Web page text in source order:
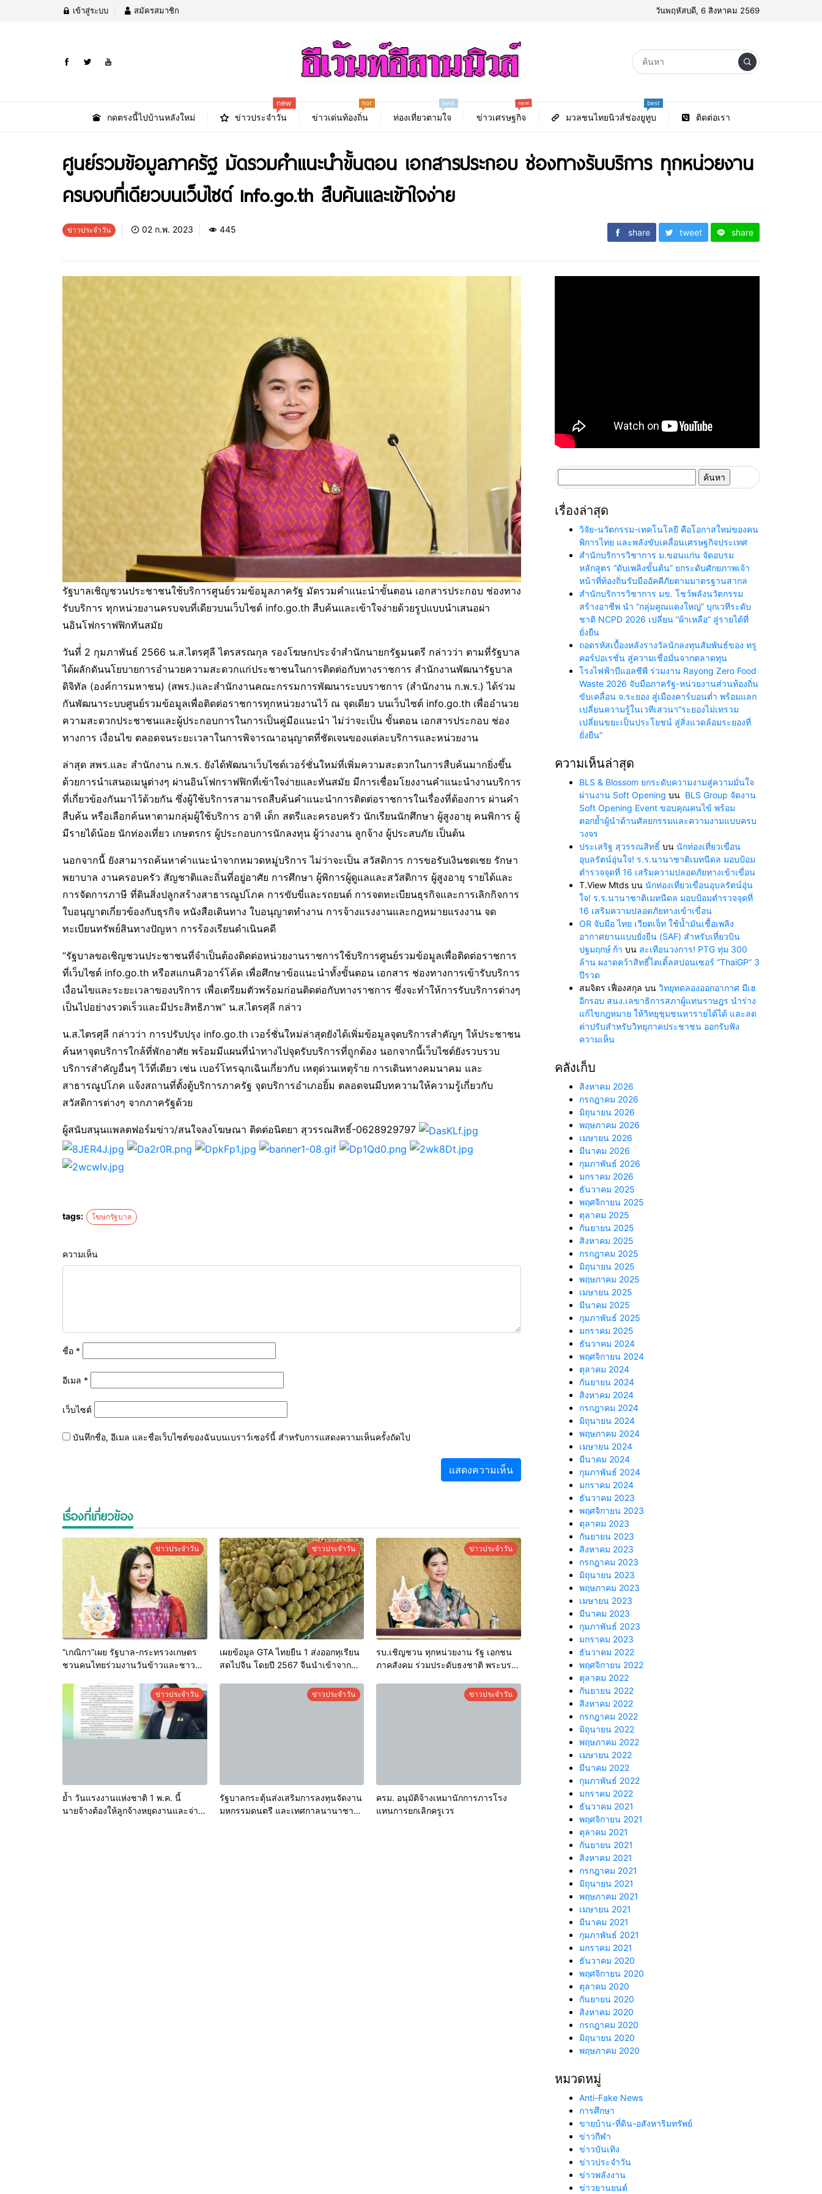
เข้าสู่ระบบ สมัครสมาชิก วันพฤหัสบดี, 6 สิงหาคม 2569
กดตรงนี้ไปบ้านหลังใหม่ ข่าวประจำวัน
new
ข่าวเด่นท้องถิ่น ท่องเที่ยวตามใจ
best
ข่าวเศรษฐกิจ
new
มวลชนไทยนิวส์ช่องยูทูบ ติดต่อเรา
​ศูนย์รวมข้อมูลภาครัฐ มัดรวมคำแนะนำขั้นตอน เอกสารประกอบ ช่องทางรับบริการ ทุกหน่วยงาน
ครบจบที่เดียวบนเว็บไซต์ info.go.th สืบค้นและเข้าใจง่าย
ข่าวประจำวัน 02 ก.พ. 2023 445 share tweet share
รัฐบาลเชิญชวนประชาชนใช้บริการศูนย์รวมข้อมูลภาครัฐ มัดรวมคำแนะนำขั้นตอน เอกสารประกอบ ช่องทาง
รับบริการ ทุกหน่วยงานครบจบที่เดียวบนเว็บไซต์ info.go.th สืบค้นและเข้าใจง่ายด้วยรูปแบบนำเสนอผ่า
นอินโฟกราฟฟิกทันสมัย
วันที่่ 2 กุมภาพันธ์ 2566 น.ส.ไตรศุลี ไตรสรณกุล รองโฆษกประจำสำนักนายกรัฐมนตรี กล่าวว่า ตามที่รัฐบาล
ได้ผลักดันนโยบายการอำนวยความสะดวกแก่ประชาชนในการติดต่อกับทางราชการ สำนักงานพัฒนารัฐบาล
ดิจิทัล (องค์การมหาชน) (สพร.)และสำนักงานคณะกรรมการพัฒนาระบบราชการ (สำนักงาน ก.พ.ร.) ได้ร่วม
กันพัฒนาระบบศูนย์รวมข้อมูลเพื่อติดต่อราชการทุกหน่วยงานไว้ ณ จุดเดียว บนเว็บไซต์ info.go.th เพื่ออำนวย
ความสะดวกประชาชนและผู้ประกอบการในการเป็นคู่มือแนะนำ ไม่ว่าจะเป็น ขั้นตอน เอกสารประกอบ ช่อง
ทางการ เงื่อนไข ตลอดจนระยะเวลาในการพิจารณาอนุญาตที่ชัดเจนของแต่ละบริการและหน่วยงาน
ล่าสุด สพร.และ สำนักงาน ก.พ.ร. ยังได้พัฒนาเว็บไซต์เวอร์ชั่นใหม่ที่เพิ่มความสะดวกในการสืบค้นมากยิ่งขึ้น
ด้วยการนำเสนอเมนูต่างๆ ผ่านอินโฟกราฟฟิกที่เข้าใจง่ายและทันสมัย มีการเชื่อมโยงงานคำแนะนำงานบริการ
ที่เกี่ยวข้องกันมาไว้ด้วยกัน ซึ่งผู้ใช้บริการสามารถสืบค้นคำแนะนำการติดต่อราชการในเรื่องที่ต้องการ ผ่านคำ
สืบค้น หรือเลือกค้นหาตามกลุ่มผู้ใช้บริการ อาทิ เด็ก สตรีและครอบครัว นักเรียนนักศึกษา ผู้สูงอายุ คนพิการ ผู้
มีรายได้น้อย นักท่องเที่ยว เกษตรกร ผู้ประกอบการนักลงทุน ผู้ว่างงาน ลูกจ้าง ผู้ประสบภัย เป็นต้น
นอกจากนี้ ยังสามารถค้นหาคำแนะนำจากหมวดหมู่บริการ ไม่ว่าจะเป็น สวัสดิการ การขอรับเงินชดเชย รักษา
พยาบาล งานครอบครัว สัญชาติและถิ่นที่อยู่อาศัย การศึกษา ผู้พิการผู้ดูแลและสวัสดิการ ผู้สูงอายุ รายได้และ
การจัดการภาษี ที่ดินสิ่งปลูกสร้างสาธารณูปโภค การขับขี่และรถยนต์ การจดทะเบียนธุรกิจและการเลิกกิจการ
ใบอนุญาตเกี่ยวข้องกับธุรกิจ หนังสือเดินทาง ใบอนุญาตทำงาน การจ้างแรงงานและกฎหมายแรงงาน จด
ทะเบียนทรัพย์สินทางปัญหา การร้องเรียนดำเนินคดี
“รัฐบาลขอเชิญชวนประชาชนที่จำเป็นต้องติดต่อหน่วยงานราชการใช้บริการศูนย์รวมข้อมูลเพื่อติดต่อราชการ
ที่เว็บไซต์ info.go.th หรือสแกนคิวอาร์โค้ด เพื่อศึกษาข้อแนะนำทั้งขั้นตอน เอกสาร ช่องทางการเข้ารับบริการ
เงื่อนไขและระยะเวลาของบริการ เพื่อเตรียมตัวพร้อมก่อนติดต่อกับทางราชการ ซึ่งจะทำให้การรับบริการต่างๆ
เป็นไปอย่างรวดเร็วและมีประสิทธิภาพ” น.ส.ไตรศุลี กล่าว
น.ส.ไตรศุลี กล่าวว่า การปรับปรุง info.go.th เวอร์ชั่นใหม่ล่าสุดยังได้เพิ่มข้อมูลจุดบริการสำคัญๆ ให้ประชาชน
ค้นหาจุดบริการใกล้ที่พักอาศัย พร้อมมีแผนที่นำทางไปจุดรับบริการที่ถูกต้อง นอกจากนี้เว็บไซต์ยังรวบรวบ
บริการสำคัญอื่นๆ ไว้ที่เดียว เช่น เบอร์โทรฉุกเฉินเกี่ยวกับ เหตุด่วนเหตุร้าย การเดินทางคมนาคม และ
สาธารณูปโภค แจ้งสถานที่ตั้งตู้บริการภาครัฐ จุดบริการอำเภอยิ้ม ตลอดจนมีบทความให้ความรู้เกี่ยวกับ
สวัสดิการต่างๆ จากภาครัฐด้วย
ผู้สนับสนุนแพลตฟอร์มข่าว/สนใจลงโฆษณา ติดต่อนิตยา สุวรรณสิทธิ์-0628929797
tags: โฆษกรัฐบาล
ความเห็น
ชื่อ *
อีเมล *
เว็บไซต์
บันทึกชื่อ, อีเมล และชื่อเว็บไซต์ของฉันบนเบราว์เซอร์นี้ สำหรับการแสดงความเห็นครั้งถัดไป
เรื่องที่เกี่ยวข้อง
ข่าวประจำวัน
“เกณิกา”เผย รัฐบาล-กระทรวงเกษตร
ชวนคนไทยร่วมงานวันข้าวและชาวนา
มหากรุณาธิคุณ 4-6 มิ.ย.นี้
ข่าวประจำวัน
เผยข้อมูล GTA ไทยยืน 1 ส่งออกทุเรียน
สดไปจีน โดยปี 2567 จีนนำเข้าจาก
ดอลลาร์ และมีแนวโน้มเพิ่มขึ้นต่อเนื่อง
ข่าวประจำวัน
รบ.เชิญชวน ทุกหน่วยงาน รัฐ เอกชน
ภาคสังคม ร่วมประดับธงชาติ พระบรม
พระเจ้าอยู่หัว และพระฉายาลักษณ์
สมเด็จพระนางเจ้าฯ พระบรมราชินี
ข่าวประจำวัน
ย้ำ วันแรงงานแห่งชาติ 1 พ.ค. นี้
นายจ้างต้องให้ลูกจ้างหยุดงานและจ่าย
ข่าวประจำวัน
รัฐบาลกระตุ้นส่งเสริมการลงทุนจัดงาน
มหกรรมดนตรี และเทศกาลนานาชาติ
ข่าวประจำวัน
ครม. อนุมัติจ้างเหมานักการภารโรง
แทนการยกเลิกครูเวร
สำหรับ:
เรื่องล่าสุด
วิจัย-นวัตกรรม-เทคโนโลยี คือโอกาสใหม่ของคน
พิการไทย และพลังขับเคลื่อนเศรษฐกิจประเทศ
สำนักบริการวิชาการ ม.ขอนแก่น จัดอบรม
หลักสูตร “ดับเพลิงขั้นต้น” ยกระดับศักยภาพเจ้า
หน้าที่ท้องถิ่นรับมืออัคคีภัยตามมาตรฐานสากล
สำนักบริการวิชาการ มข. โชว์พลังนวัตกรรม
สร้างอาชีพ นำ “กลุ่มคูณแดงใหญ่” บุกเวทีระดับ
ชาติ NCPD 2026 เปลี่ยน “ผ้าเหลือ” สู่รายได้ที่
ยั่งยืน
ถอดรหัสเบื้องหลังรางวัลนักลงทุนสัมพันธ์ของ ทรู
คอร์ปอเรชั่น สู่ความเชื่อมั่นจากตลาดทุน
โรงไฟฟ้าบีแอลซีพี ร่วมงาน Rayong Zero Food
Waste 2026 จับมือภาครัฐ-หน่วยงานส่วนท้องถิ่น
ขับเคลื่อน จ.ระยอง สู่เมืองคาร์บอนต่ำ พร้อมแลก
เปลี่ยนความรู้ในเวทีเสวนา“ระยองไม่เทรวม
เปลี่ยนขยะเป็นประโยชน์ สู่สิ่งแวดล้อมระยองที่
ยั่งยืน”
ความเห็นล่าสุด
BLS & Blossom ยกระดับความงามสู่ความมั่นใจ
ผ่านงาน Soft Opening บน BLS Group จัดงาน
Soft Opening Event ขอบคุณคนไข้ พร้อม
ตอกย้ำผู้นำด้านศัลยกรรมและความงามแบบครบ
วงจร
ประเสริฐ สุวรรณสิทธิ์ บน นักท่องเที่ยวเขื่อน
อุบลรัตน์อุ่นใจ! ร.ร.นานาชาติเมทนีดล มอบป้อม
ตำรวจจุดที่ 16 เสริมความปลอดภัยทางเข้าเขื่อน
T.View Mtds บน นักท่องเที่ยวเขื่อนอุบลรัตน์อุ่น
ใจ! ร.ร.นานาชาติเมทนีดล มอบป้อมตำรวจจุดที่
16 เสริมความปลอดภัยทางเข้าเขื่อน
OR จับมือ ไทย เวียตเจ็ท ใช้น้ำมันเชื้อเพลิง
อากาศยานแบบยั่งยืน (SAF) สำหรับเที่ยวบิน
ปฐมฤกษ์ ก้า บน สะเทือนวงการ! PTG ทุ่ม 300
ล้าน ผงาดคว้าสิทธิ์ไตเติ้ลสปอนเซอร์ “ThaiGP” 3
ปีรวด
สมจิตร เฟื่องสกุล บน วิทยุทดลองออกอากาศ มีเฮ
อีกรอบ สนง.เลขาธิการสภาผู้แทนราษฎร นำร่าง
แก้ไขกฎหมาย ให้วิทยุชุมชนหารายได้ได้ และลด
ค่าปรับสำหรับวิทยุภาคประชาชน ออกรับฟัง
ความเห็น
คลังเก็บ
สิงหาคม 2026
กรกฎาคม 2026
มิถุนายน 2026
พฤษภาคม 2026
เมษายน 2026
มีนาคม 2026
กุมภาพันธ์ 2026
มกราคม 2026
ธันวาคม 2025
พฤศจิกายน 2025
ตุลาคม 2025
กันยายน 2025
สิงหาคม 2025
กรกฎาคม 2025
มิถุนายน 2025
พฤษภาคม 2025
เมษายน 2025
มีนาคม 2025
กุมภาพันธ์ 2025
มกราคม 2025
ธันวาคม 2024
พฤศจิกายน 2024
ตุลาคม 2024
กันยายน 2024
สิงหาคม 2024
กรกฎาคม 2024
มิถุนายน 2024
พฤษภาคม 2024
เมษายน 2024
มีนาคม 2024
กุมภาพันธ์ 2024
มกราคม 2024
ธันวาคม 2023
พฤศจิกายน 2023
ตุลาคม 2023
กันยายน 2023
สิงหาคม 2023
กรกฎาคม 2023
มิถุนายน 2023
พฤษภาคม 2023
เมษายน 2023
มีนาคม 2023
กุมภาพันธ์ 2023
มกราคม 2023
ธันวาคม 2022
พฤศจิกายน 2022
ตุลาคม 2022
กันยายน 2022
สิงหาคม 2022
กรกฎาคม 2022
มิถุนายน 2022
พฤษภาคม 2022
เมษายน 2022
มีนาคม 2022
กุมภาพันธ์ 2022
มกราคม 2022
ธันวาคม 2021
พฤศจิกายน 2021
ตุลาคม 2021
กันยายน 2021
สิงหาคม 2021
กรกฎาคม 2021
มิถุนายน 2021
พฤษภาคม 2021
เมษายน 2021
มีนาคม 2021
กุมภาพันธ์ 2021
มกราคม 2021
ธันวาคม 2020
พฤศจิกายน 2020
ตุลาคม 2020
กันยายน 2020
สิงหาคม 2020
กรกฎาคม 2020
มิถุนายน 2020
พฤษภาคม 2020
หมวดหมู่
Anti-Fake News
การศึกษา
ขายบ้าน-ที่ดิน-อสังหาริมทรัพย์
ข่าวกีฬา
ข่าวบันเทิง
ข่าวประจำวัน
ข่าวพลังงาน
ข่าวยานยนต์